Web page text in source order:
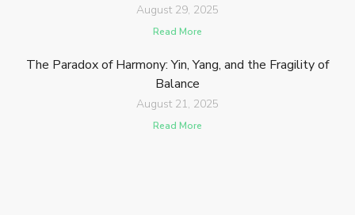
August 29, 2025
Read More
The Paradox of Harmony: Yin, Yang, and the Fragility of
Balance
August 21, 2025
Read More